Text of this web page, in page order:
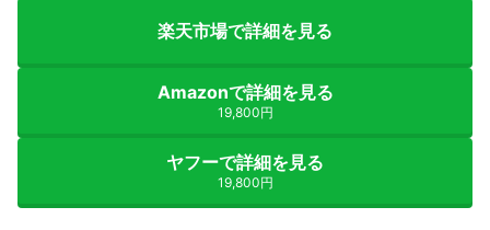
楽天市場で詳細を見る
Amazonで詳細を見る
19,800円
ヤフーで詳細を見る
19,800円